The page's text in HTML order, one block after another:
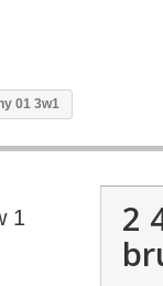
01 3w1
1
2